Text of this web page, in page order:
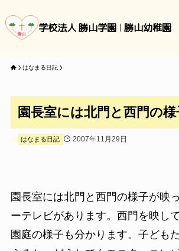
学校法人 勝山学園 勝山幼稚園
はなまる日記
園長室には北門と西門の
はなまる日記 2007年11月29日
園長室には北門と西門の様子が映
ーテレビがあります。西門を映し
園庭の様子も分かります。子ども